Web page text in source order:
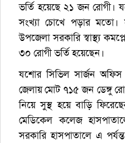
ভর্তি হয়েছে ২১ জন রোগী।
সংখ্যা চোখে পড়ার মতো।
উপজেলা সরকারি স্বাস্থ্য
৩০ রোগী ভর্তি হয়েছেন।
যশোর সিভিল সার্জন অফিস
জেলায় মোট ৭১৫ জন ডেঙ্গু
নিয়ে সুস্থ হয়ে বাড়ি
মেডিকেল কলেজ
সরকারি হাসপাতালে এ